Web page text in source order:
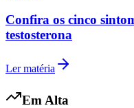
Fluminense
Confira os cinco
testosterona
Ler matéria
Em Alta